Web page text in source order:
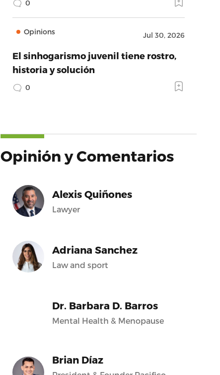
0
Opinions Jul 30, 2026
El sinhogarismo juvenil tiene rostro,
historia y solución
0
Opinión y Comentarios
Alexis Quiñones
Lawyer
Adriana Sanchez
Law and sport
Dr. Barbara D. Barros
Mental Health & Menopause
Brian Díaz